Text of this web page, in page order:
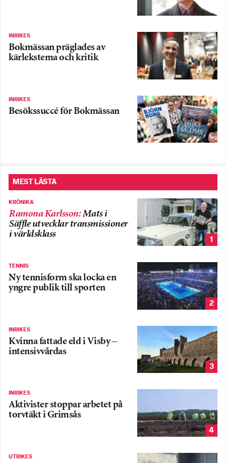
INRIKES
Bokmässan präglades av
kärlekstema och kritik
INRIKES
Besökssuccé för Bokmässan
MEST LÄSTA
KRÖNIKA
Ramona Karlsson:Mats i
Säffle utvecklar transmissioner
i världsklass
1
TENNIS
Ny tennisform ska locka en
yngre publik till sporten
2
INRIKES
Kvinna fattade eld i Visby –
intensivvårdas
3
INRIKES
Aktivister stoppar arbetet på
torvtäkt i Grimsås
4
UTRIKES